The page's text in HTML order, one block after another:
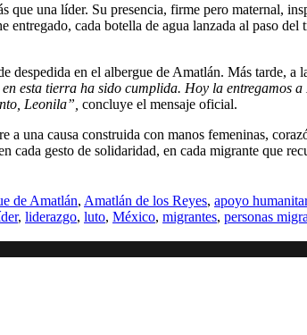
que una líder. Su presencia, firme pero maternal,
cada botella de agua lanzada al paso del
en el albergue de Amatlán. Más tarde, a
esta tierra ha sido cumplida. Hoy la entregamos
Leonila”, concluye el mensaje oficial.
una causa construida con manos femeninas,
gesto de solidaridad, en cada migrante que
de Amatlán, Amatlán de los Reyes, apoyo
, liderazgo, luto, México, migrantes, personas